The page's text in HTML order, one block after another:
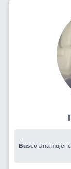
...
Busco Una mujer